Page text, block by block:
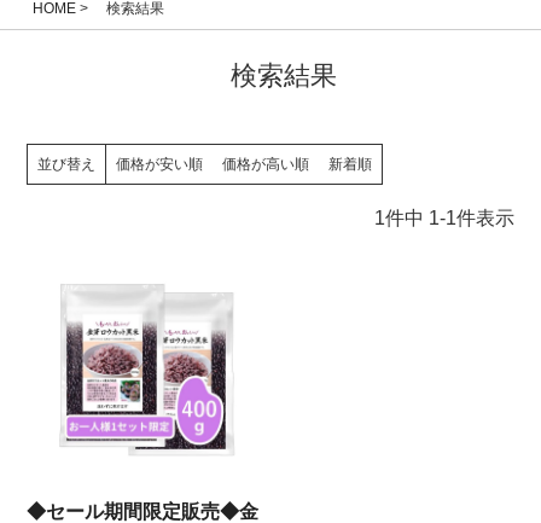
HOME 検索結果
検索結果
並び替え 価格が安い順 価格が高い順 新着順
1件中 1-1件表示
◆セール期間限定販売◆金